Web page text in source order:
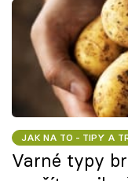
JAK NA TO - TIPY A
Varné typy